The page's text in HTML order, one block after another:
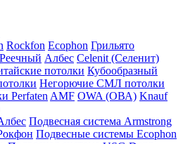
Rockfon Ecophon Грильято
Реечный Албес Celenit (Селенит)
потолки Кубообразный
Негорючие СМЛ потолки
Perfaten AMF OWA (ОВА) Knauf
Подвесная система Armstrong
Подвесные системы Ecophon